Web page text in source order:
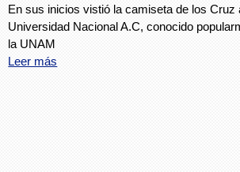
En sus inicios vistió la camiseta de los Cruz
Universidad Nacional A.C, conocido
la UNAM
Leer más